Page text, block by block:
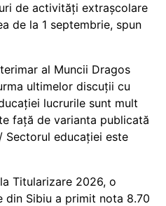
de activități extrașcolare
de la 1 septembrie, spun
al Muncii Dragos
ultimelor discuții cu
lucrurile sunt mult
față de varianta publicată
Sectorul educației este
Titularizare 2026, o
din Sibiu a primit nota 8.70